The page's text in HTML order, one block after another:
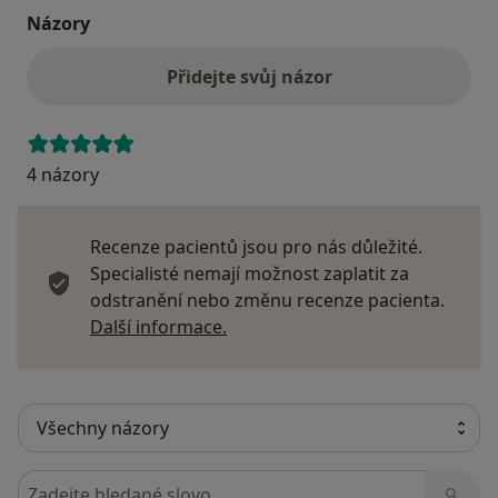
Názory
Přidejte svůj názor
4 názory
Recenze pacientů jsou pro nás důležité.
Specialisté nemají možnost zaplatit za
odstranění nebo změnu recenze pacienta.
Další informace.
Hledejte v názorech